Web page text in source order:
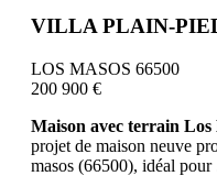
VILLA PLAIN-
LOS MASOS 66500
200 900 €
Maison avec terrain Los
projet de maison neuve
masos (66500), idéal pour